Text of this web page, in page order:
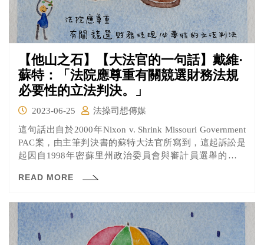
【他山之石】【大法官的一句話】戴維·
蘇特：「法院應尊重有關競選財務法規
必要性的立法判決。」
2023-06-25
法操司想傳媒
這句話出自於2000年Nixon v. Shrink Missouri Government
PAC案，由主筆判決書的蘇特大法官所寫到，這起訴訟是
起因自1998年密蘇里州政治委員會與審計員選舉的候選
美元以內」的規定，違反了憲法對言論自由以及結社自由
競選活動。
READ MORE